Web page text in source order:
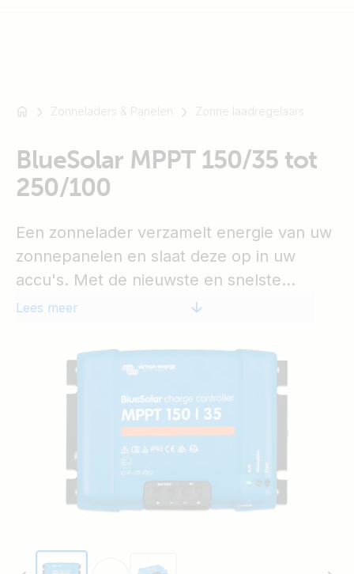
Bijvoorbeeld
Multiplus-
Orion
SmartShunt
Zonneladers & Panelen Zonne laadregelaars
BlueSolar MPPT 150/35 tot
250/100
Een zonnelader verzamelt energie van uw
zonnepanelen en slaat deze op in uw
accu's. Met de nieuwste en snelste
technologie maximaliseert BlueSolar deze
zodat een volledige oplading in de kortst
mogelijke tijd wordt gerealiseerd.
BlueSolar houdt de accu in goede conditie
en verlengt zo de levensduur.
Lees meer